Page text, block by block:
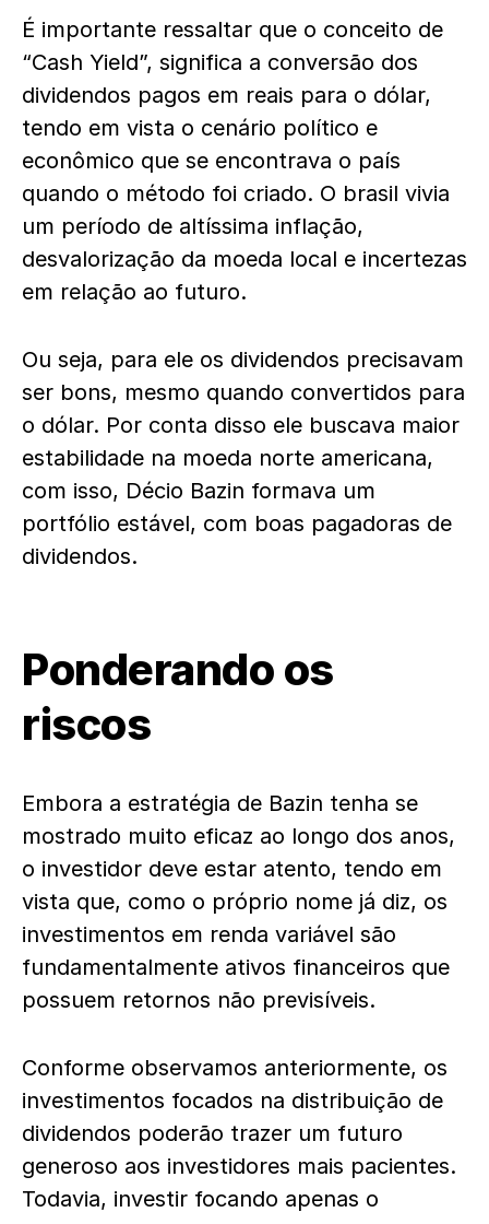
É importante ressaltar que o conceito de
“Cash Yield”, significa a conversão dos
dividendos pagos em reais para o dólar,
tendo em vista o cenário político e
econômico que se encontrava o país
quando o método foi criado. O brasil vivia
um período de altíssima inflação,
desvalorização da moeda local e incertezas
em relação ao futuro.
Ou seja, para ele os dividendos precisavam
ser bons, mesmo quando convertidos para
o dólar. Por conta disso ele buscava maior
estabilidade na moeda norte americana,
com isso, Décio Bazin formava um
portfólio estável, com boas pagadoras de
dividendos.
Ponderando os
riscos
Embora a estratégia de Bazin tenha se
mostrado muito eficaz ao longo dos anos,
o investidor deve estar atento, tendo em
vista que, como o próprio nome já diz, os
investimentos em renda variável são
fundamentalmente ativos financeiros que
possuem retornos não previsíveis.
Conforme observamos anteriormente, os
investimentos focados na distribuição de
dividendos poderão trazer um futuro
generoso aos investidores mais pacientes.
Todavia, investir focando apenas o